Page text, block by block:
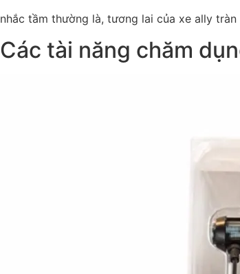
nhắc tầm thường là, tương lai của xe ally
Các tài năng chăm